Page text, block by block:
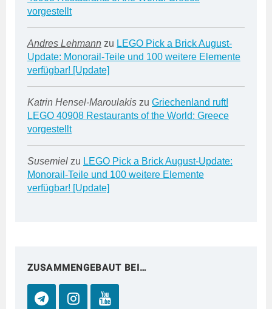
vorgestellt
Andres Lehmann zu LEGO Pick a Brick August-
Update: Monorail-Teile und 100 weitere Elemente
verfügbar! [Update]
Katrin Hensel-Maroulakis zu Griechenland ruft!
LEGO 40908 Restaurants of the World: Greece
vorgestellt
Susemiel zu LEGO Pick a Brick August-Update:
Monorail-Teile und 100 weitere Elemente
verfügbar! [Update]
ZUSAMMENGEBAUT BEI…